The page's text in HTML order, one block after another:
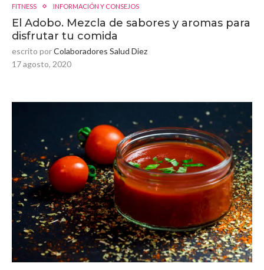
FITNESS INFORMACIÓN Y CONSEJOS
El Adobo. Mezcla de sabores y aromas para
disfrutar tu comida
escrito porColaboradores Salud Diez
17 agosto, 2020